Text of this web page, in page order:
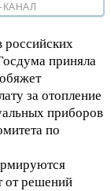
КАНАЛ
российских
приняла
за отопление
приборов
по
от решений